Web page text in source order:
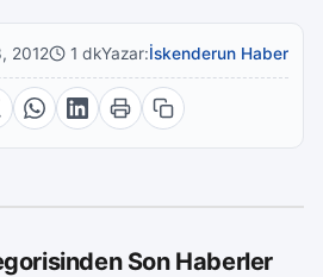
2012 1 dkYazar:İskenderun Haber
Son Haberler